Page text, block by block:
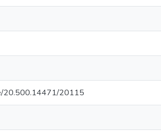
20.500.14471/20115